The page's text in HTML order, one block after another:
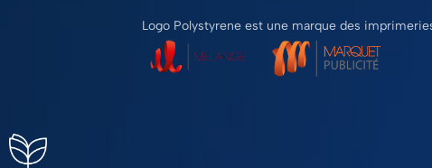
Logo Polystyrene est une marque des